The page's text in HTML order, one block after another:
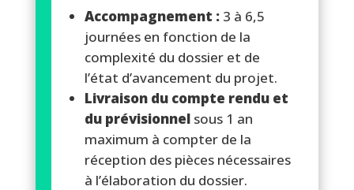
Accompagnement : 3 à 6,5
journées en fonction de la
complexité du dossier et de
l’état d’avancement du projet.
Livraison du compte rendu et
du prévisionnel sous 1 an
maximum à compter de la
réception des pièces nécessaires
à l’élaboration du dossier.